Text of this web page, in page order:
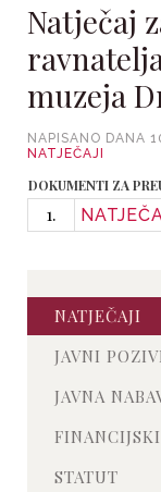
Natječaj
muzeja
NAPISANO DANA
NATJEČAJI
DOKUMENTI ZA
1.
NATJEČAJI
JAVNI
JAVNA
STATUT